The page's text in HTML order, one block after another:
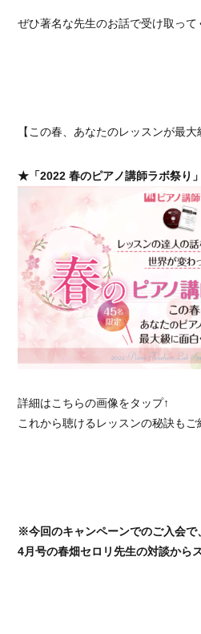
ぜひ著名な先生のお話で受け取って
【この春、あなたのレッスンが最大
★「2022 春のピアノ講師ラボ祭り」
詳細はこちらの画像をタップ↑
これから聴けるレッスンの秘訣もご
※今回のキャンペーンでのご入会で、
4月号の春畑セロリ先生の対談から